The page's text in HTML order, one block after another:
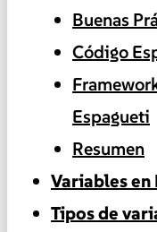
Buenas
Código
Espagueti
Resumen
Variables en
Tipos de